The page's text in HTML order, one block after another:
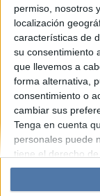
permiso, nosotros
localización
características de
su consentimiento
que llevemos a
forma alternativa,
consentimiento o
cambiar sus
Tenga en cuenta
personales puede
tiene el derecho
preferencias se
sus preferencias
Diario Perfil
Hombre